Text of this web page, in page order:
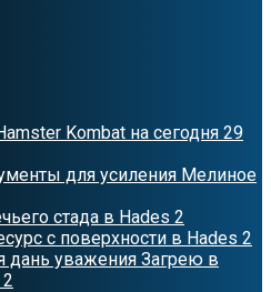
Kombat на сегодня 29
для усиления Мелиное
стада в Hades 2
с поверхности в Hades 2
уважения Загрею в